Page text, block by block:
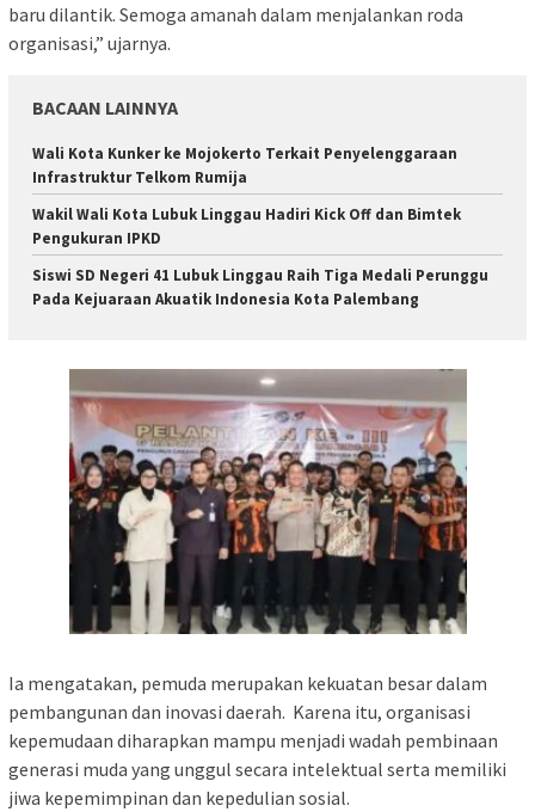
baru dilantik. Semoga amanah dalam menjalankan roda
organisasi,” ujarnya.
BACAAN LAINNYA
Wali Kota Kunker ke Mojokerto Terkait Penyelenggaraan
Infrastruktur Telkom Rumija
Wakil Wali Kota Lubuk Linggau Hadiri Kick Off dan Bimtek
Pengukuran IPKD
Siswi SD Negeri 41 Lubuk Linggau Raih Tiga Medali Perunggu
Pada Kejuaraan Akuatik Indonesia Kota Palembang
Ia mengatakan, pemuda merupakan kekuatan besar dalam
pembangunan dan inovasi daerah. Karena itu, organisasi
kepemudaan diharapkan mampu menjadi wadah pembinaan
generasi muda yang unggul secara intelektual serta memiliki
jiwa kepemimpinan dan kepedulian sosial.